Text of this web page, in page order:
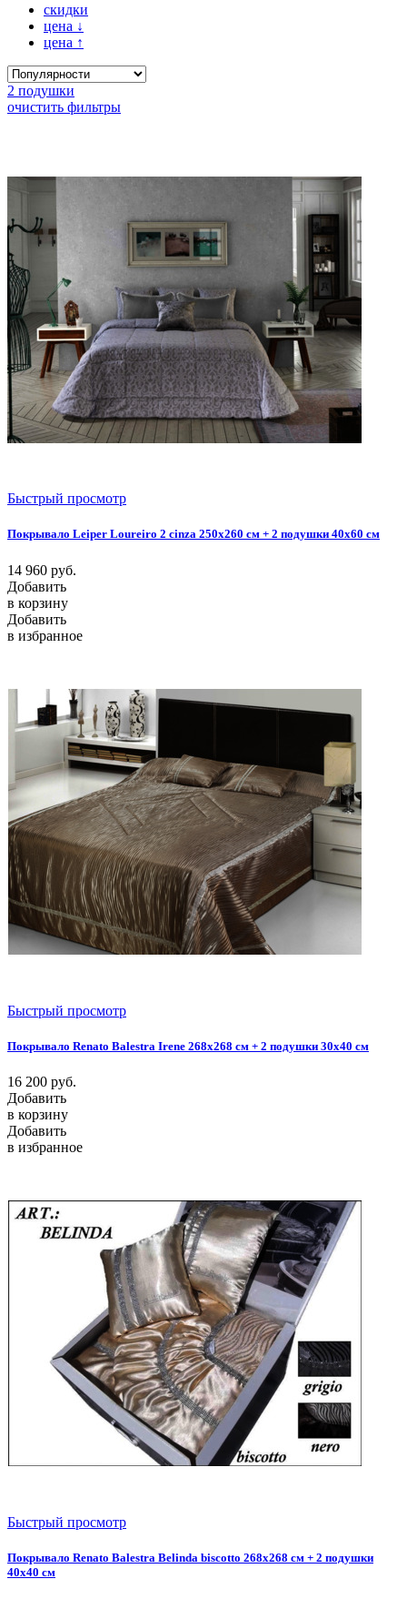
скидки
цена ↓
цена ↑
2 подушки
очистить фильтры
Быстрый просмотр
Покрывало Leiper Loureiro 2 cinza 250x260 см + 2 подушки 40х60 см
14 960 руб.
Добавить
в корзину
Добавить
в избранное
Быстрый просмотр
Покрывало Renato Balestra Irene 268x268 см + 2 подушки 30х40 см
16 200 руб.
Добавить
в корзину
Добавить
в избранное
Быстрый просмотр
Покрывало Renato Balestra Belinda biscotto 268x268 см + 2 подушки
40х40 см